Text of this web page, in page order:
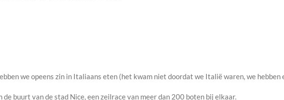
we opeens zin in Italiaans eten (het kwam niet doordat we Italië waren, we hebben
de buurt van de stad Nice, een zeilrace van meer dan 200 boten bij elkaar.